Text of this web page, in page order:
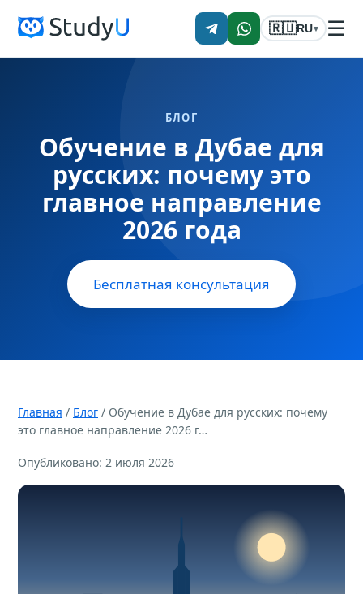
🇷🇺RU▾ ☰
БЛОГ
Обучение в Дубае для
русских: почему это
главное направление
2026 года
Бесплатная консультация
Главная / Блог / Обучение в Дубае для русских: почему
это главное направление 2026 г…
Опубликовано: 2 июля 2026